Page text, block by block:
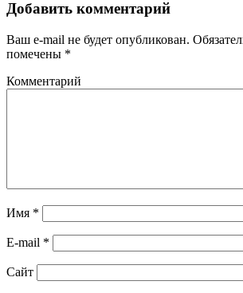
Добавить комментарий
Ваш e-mail не будет опубликован.
помечены *
Комментарий
Имя *
E-mail *
Сайт